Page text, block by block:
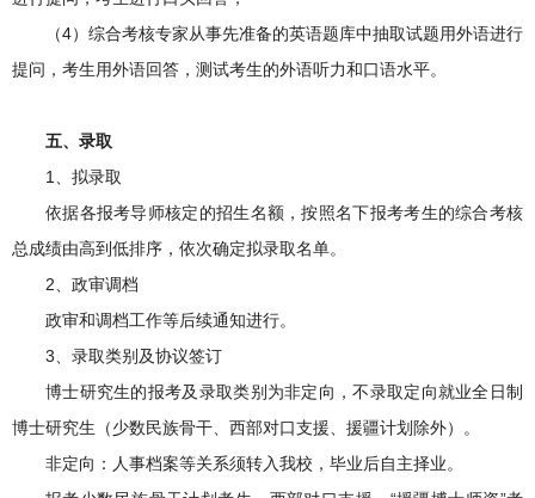
（4）综合考核专家从事先准备的英语题库中抽取试题用外语进行
提问，考生用外语回答，测试考生的外语听力和口语水平。
五、录取
1、拟录取
依据各报考导师核定的招生名额，按照名下报考考生的综合考核
总成绩由高到低排序，依次确定拟录取名单。
2、政审调档
政审和调档工作等后续通知进行。
3、录取类别及协议签订
博士研究生的报考及录取类别为非定向，不录取定向就业全日制
博士研究生（少数民族骨干、西部对口支援、援疆计划除外）。
非定向：人事档案等关系须转入我校，毕业后自主择业。